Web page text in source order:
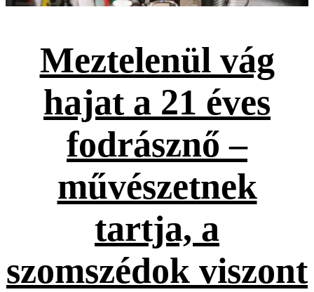
Meztelenül vág
hajat a 21 éves
fodrásznő –
művészetnek
tartja, a
szomszédok viszont